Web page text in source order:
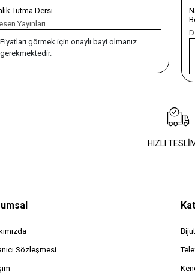
Narın Sanat Günlüğü 5 -Sihirli Kanatlar (Aliye
Dstil Tasarım
Fiyatları görmek için onaylı bayi olmanız
HIZLI
Sözleşmesi